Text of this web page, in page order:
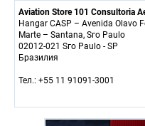
Aviation Store 101 Consultoria
Hangar CASP – Avenida Olavo
Marte – Santana, Sгo Paulo
02012-021 Sгo Paulo - SP
Бразилия
Тел.: +55 11 91091-3001